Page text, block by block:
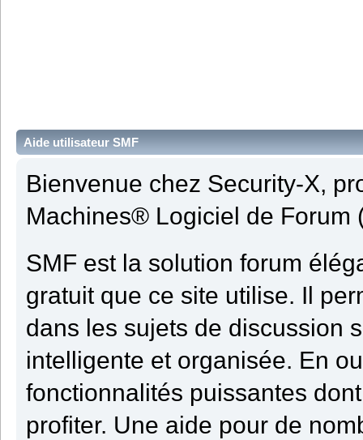
Aide utilisateur SMF
Bienvenue chez Security-X,
Machines® Logiciel de Forum
SMF est la solution forum
gratuit que ce site utilise. Il
dans les sujets de discussion
intelligente et organisée. En
fonctionnalités puissantes
profiter. Une aide pour de